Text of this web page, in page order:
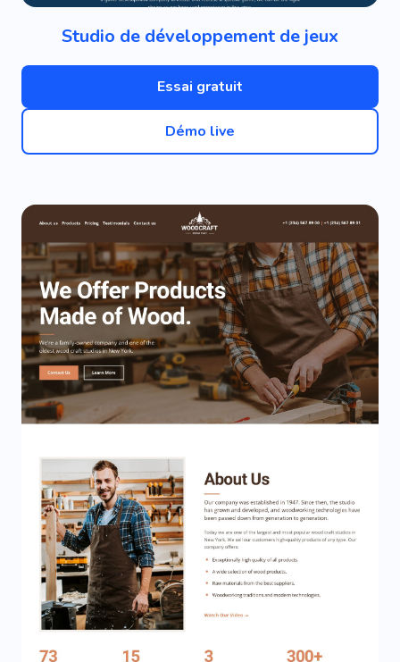
Studio de développement de jeux
Essai gratuit
Démo live